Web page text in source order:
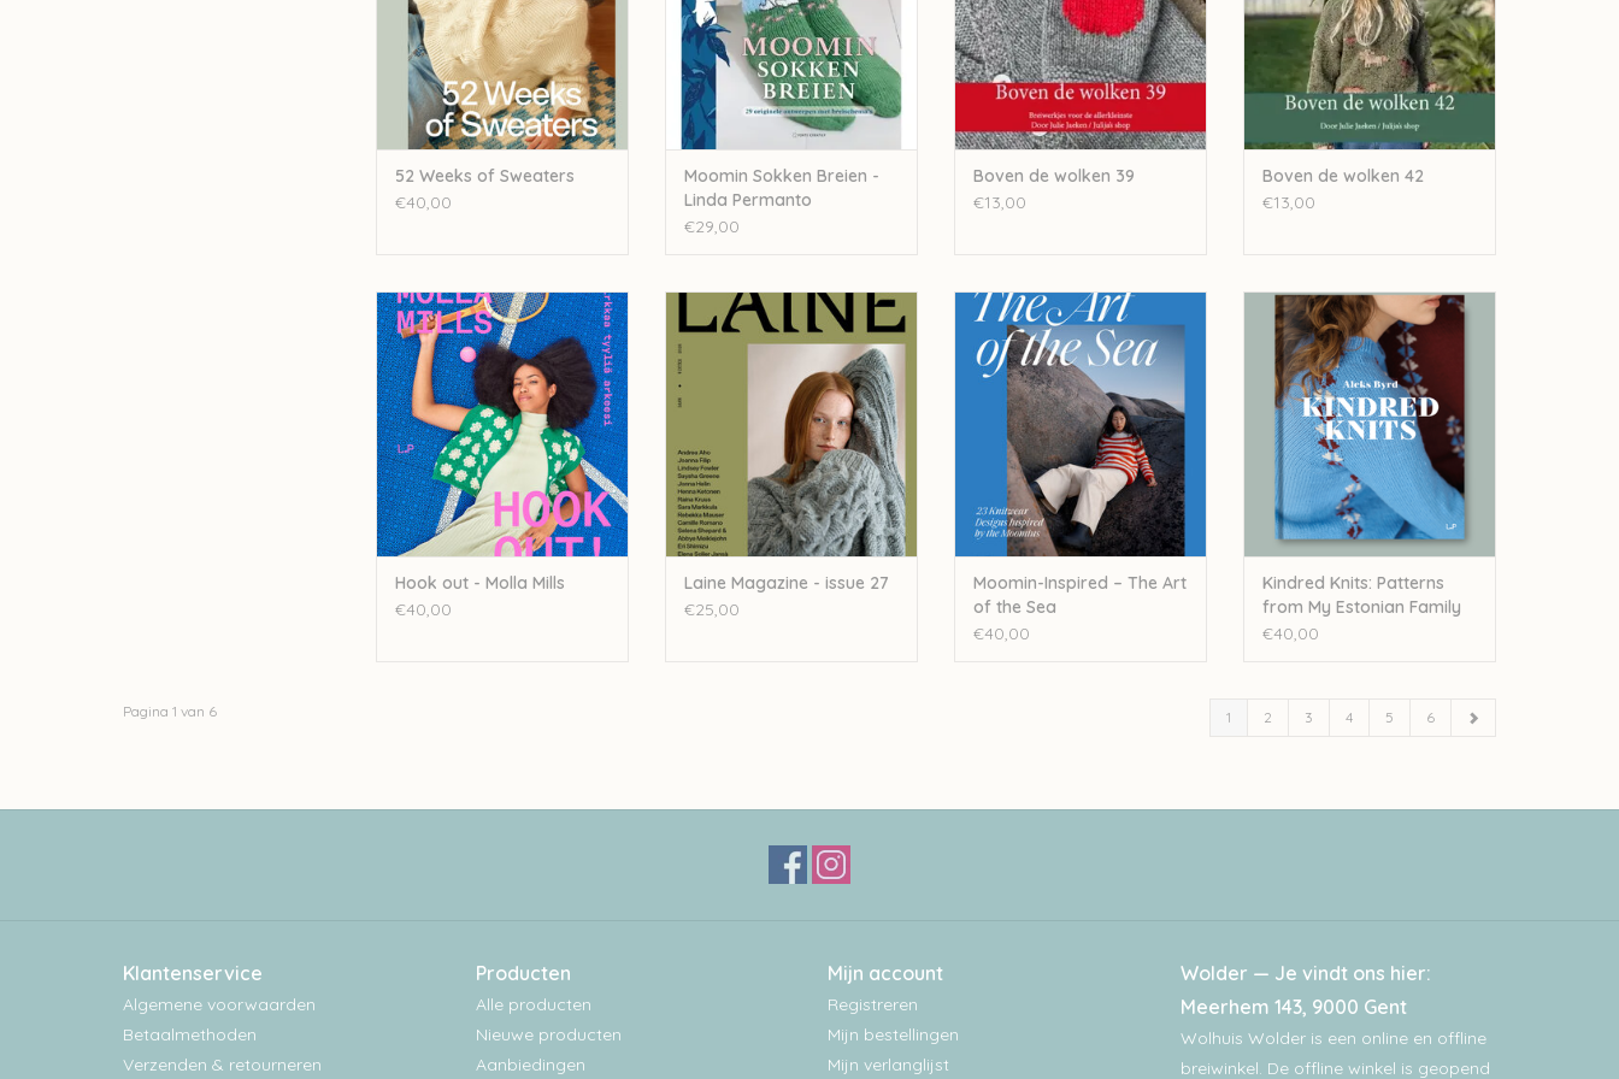
52 Weeks of Sweaters
€40,00
Moomin Sokken Breien -
Linda Permanto
€29,00
Boven de wolken 39
€13,00
Boven de wolken 42
€13,00
Laine Hook out - Molla Mills
TOEVOEGEN AAN WINKELWAGEN
Hook out - Molla Mills
€40,00
Laine Laine Magazine - issue 27
TOEVOEGEN AAN WINKELWAGEN
Laine Magazine - issue 27
€25,00
Laine Moomin-Inspired – The Art of
the Sea
TOEVOEGEN AAN WINKELWAGEN
Moomin-Inspired – The Art
of the Sea
€40,00
Laine Kindred Knits: Patterns from
My Estonian Family Archives
TOEVOEGEN AAN WINKELWAGEN
Kindred Knits: Patterns
from My Estonian Family
Archives
€40,00
Pagina 1 van 6 1 2 3 4 5 6
Klantenservice
Algemene voorwaarden
Betaalmethoden
Verzenden & retourneren
Producten
Alle producten
Nieuwe producten
Aanbiedingen
Mijn account
Registreren
Mijn bestellingen
Mijn verlanglijst
Wolder — Je vindt ons hier:
Meerhem 143, 9000 Gent
Wolhuis Wolder is een online en offline
breiwinkel. De offline winkel is geopend